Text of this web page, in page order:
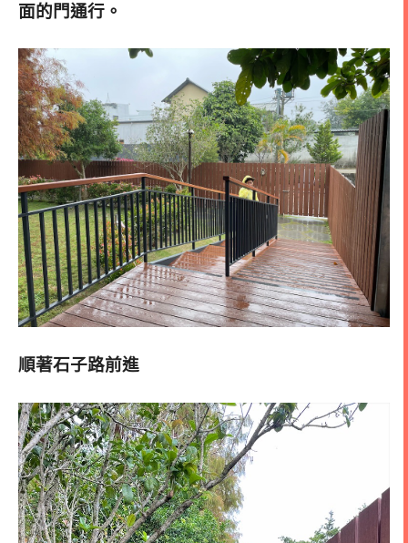
面的門通行。
順著石子路前進